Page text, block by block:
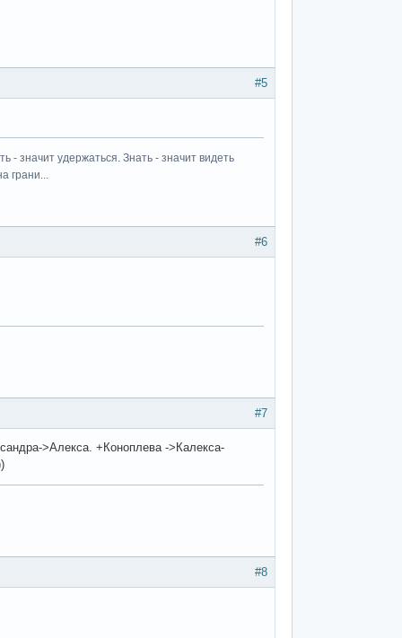
#5
- значит удержаться. Знать - значит видеть
грани...
#6
#7
>Алекса. +Коноплева ->Калекса-
#8